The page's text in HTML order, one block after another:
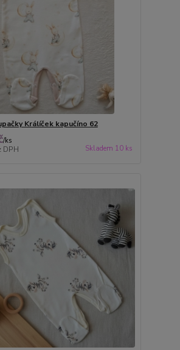
Králíček kapučíno 62
/ks
DPH Skladem 10 ks